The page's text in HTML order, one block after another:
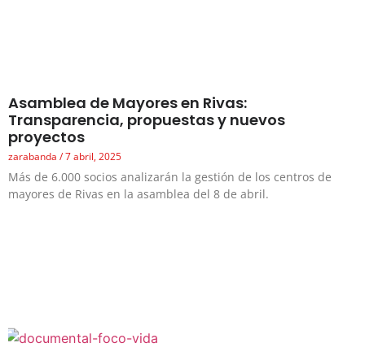
Asamblea de Mayores en Rivas:
Transparencia, propuestas y nuevos
proyectos
zarabanda 7 abril, 2025
Más de 6.000 socios analizarán la gestión de los centros de
mayores de Rivas en la asamblea del 8 de abril.